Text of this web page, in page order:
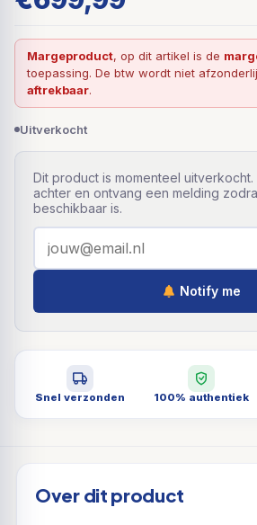
Margeproduct, op dit artikel is de
toepassing. De btw wordt niet
aftrekbaar.
Uitverkocht
Dit product is momenteel uitverkocht.
achter en ontvang een melding
beschikbaar is.
Notify me
Snel verzonden 100% authentiek
Over dit product